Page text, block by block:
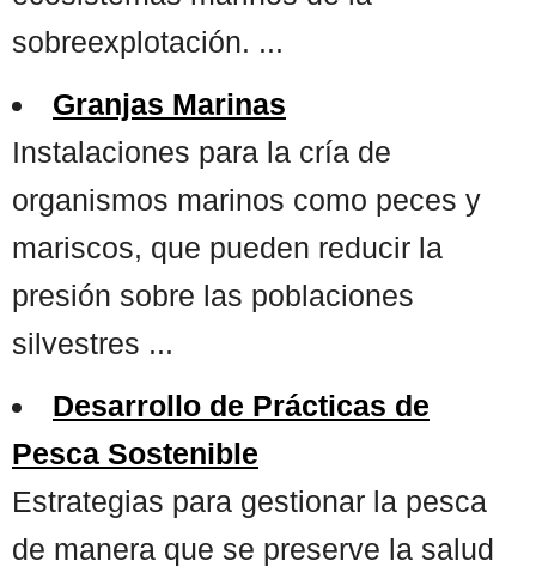
sobreexplotación. ...
Granjas Marinas
Instalaciones para la cría de
organismos marinos como peces y
mariscos, que pueden reducir la
presión sobre las poblaciones
silvestres ...
Desarrollo de Prácticas de
Pesca Sostenible
Estrategias para gestionar la pesca
de manera que se preserve la salud